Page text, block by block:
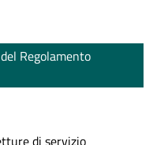
Regolamento
di servizio